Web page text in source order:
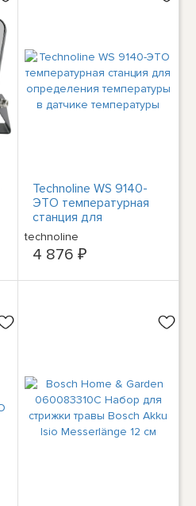
Technoline WS 9140-
ЭТО температурная
станция для
определения
температуры в
датчике температуры
technoline
4 876 ₽